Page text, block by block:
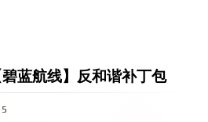
碧蓝航线】反和谐补丁包